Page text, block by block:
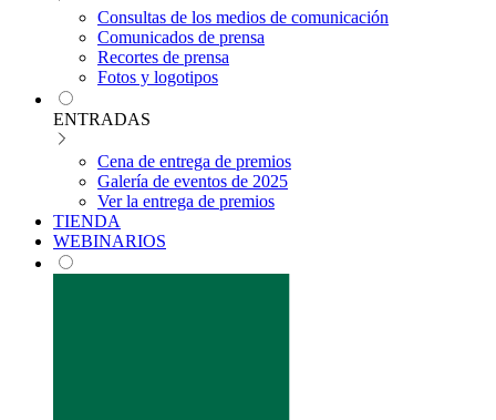
Consultas de los medios de comunicación
Comunicados de prensa
Recortes de prensa
Fotos y logotipos
ENTRADAS
Cena de entrega de premios
Galería de eventos de 2025
Ver la entrega de premios
TIENDA
WEBINARIOS